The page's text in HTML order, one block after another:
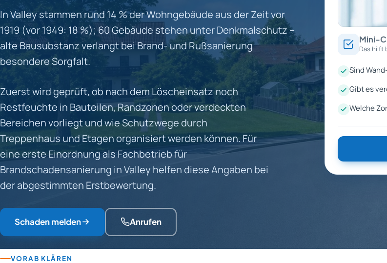
In Valley stammen rund 14 % der Wohngebäude aus der Zeit vor
1919 (vor 1949: 18 %); 60 Gebäude stehen unter Denkmalschutz –
alte Bausubstanz verlangt bei Brand- und Rußsanierung
besondere Sorgfalt.
Zuerst wird geprüft, ob nach dem Löscheinsatz noch
Restfeuchte in Bauteilen, Randzonen oder verdeckten
Bereichen vorliegt und wie Schutzwege durch
Treppenhaus und Etagen organisiert werden können. Für
eine erste Einordnung als Fachbetrieb für
Brandschadensanierung in Valley helfen diese Angaben bei
der abgestimmten Erstbewertung.
Schaden melden Anrufen
Mini-
Das hilft
Sind
Gibt es
Welche
VORAB KLÄREN